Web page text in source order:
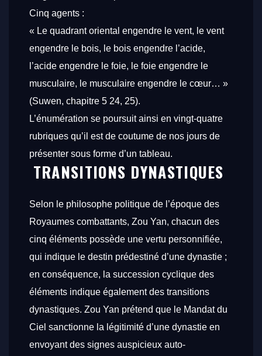
Cinq agents :
« Le quadrant oriental engendre le vent, le vent
engendre le bois, le bois engendre l’acide,
l’acide engendre le foie, le foie engendre le
musculaire, le musculaire engendre le cœur… »
(Suwen, chapitre 5 24, 25).
L’énumération se poursuit ainsi en vingt-quatre
rubriques qu’il est de coutume de nos jours de
présenter sous forme d’un tableau.
TRANSITIONS DYNASTIQUES
Selon le philosophe politique de l’époque des
Royaumes combattants, Zou Yan, chacun des
cinq éléments possède une vertu personnifiée,
qui indique le destin prédestiné d’une dynastie ;
en conséquence, la succession cyclique des
éléments indique également des transitions
dynastiques. Zou Yan prétend que le Mandat du
Ciel sanctionne la légitimité d’une dynastie en
envoyant des signes auspicieux auto-